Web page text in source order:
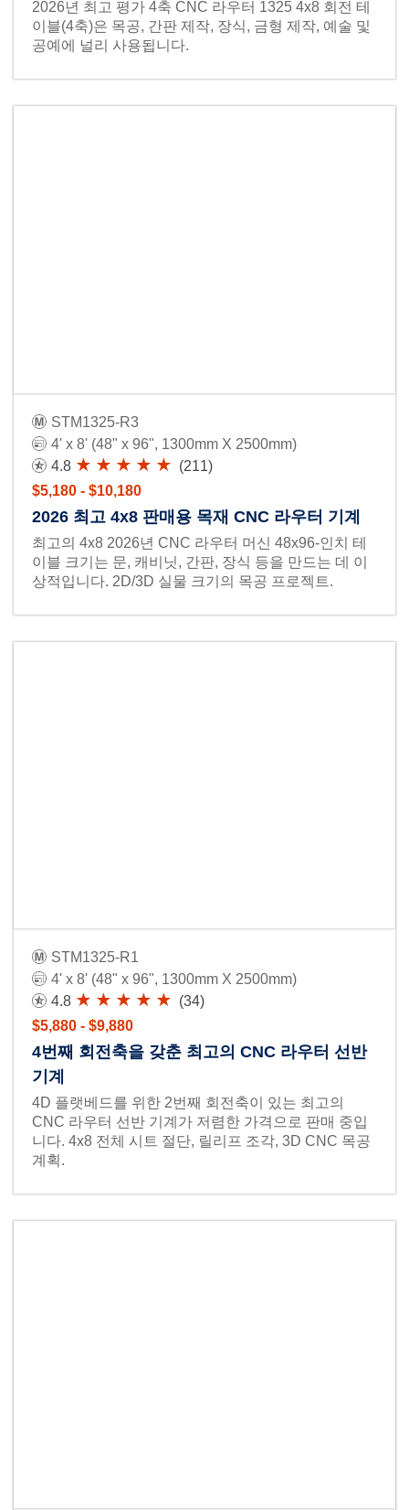
2026년 최고 평가 4축 CNC 라우터 1325 4x8 회전 테
이블(4축)은 목공, 간판 제작, 장식, 금형 제작, 예술 및
공예에 널리 사용됩니다.
STM1325-R3
4' x 8' (48" x 96", 1300mm X 2500mm)
4.8
(211)
$5,180 - $10,180
2026 최고 4x8 판매용 목재 CNC 라우터 기계
최고의 4x8 2026년 CNC 라우터 머신 48x96-인치 테
이블 크기는 문, 캐비닛, 간판, 장식 등을 만드는 데 이
상적입니다. 2D/3D 실물 크기의 목공 프로젝트.
STM1325-R1
4' x 8' (48" x 96", 1300mm X 2500mm)
4.8
(34)
$5,880 - $9,880
4번째 회전축을 갖춘 최고의 CNC 라우터 선반
기계
4D 플랫베드를 위한 2번째 회전축이 있는 최고의
CNC 라우터 선반 기계가 저렴한 가격으로 판매 중입
니다. 4x8 전체 시트 절단, 릴리프 조각, 3D CNC 목공
계획.